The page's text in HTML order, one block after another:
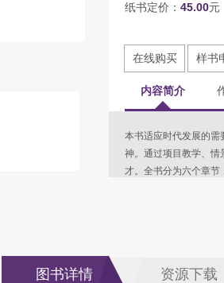
纸书定价： 45.00元
在线购买 样书
内容简介
本书适应时代发展的需
神。通过项目教学、情
才。全书分为六个章节
图书详情 资源下载